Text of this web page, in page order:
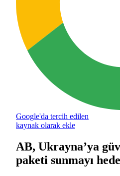
Google'da tercih edilen
kaynak olarak ekle
AB, Ukrayna’ya
paketi sunmayı